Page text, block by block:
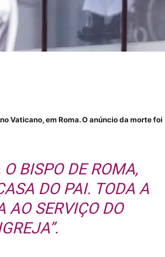
Vaticano, em Roma. O anúncio da morte foi
BISPO DE ROMA,
DO PAI. TODA A
AO SERVIÇO DO